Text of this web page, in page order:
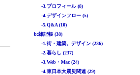
-3.プロフィール (8)
-4.デザインフロー (5)
-5.Q&A (10)
b:雑記帳 (38)
-1.街・建築。デザイン (236)
-2.暮らし (237)
-3.Web・Mac (24)
-4.東日本大震災関連 (29)